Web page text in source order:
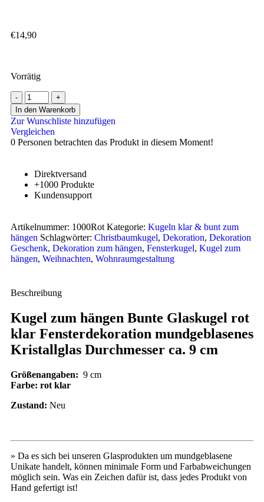
€14,90
Vorrätig
In den Warenkorb
Zur Wunschliste hinzufügen
Vergleichen
0 Personen betrachten das Produkt in diesem Moment!
Direktversand
+1000 Produkte
Kundensupport
Artikelnummer: 1000RotKategorie: Kugeln klar & bunt zum
hängen Schlagwörter: Christbaumkugel, Dekoration, Dekoration
Geschenk, Dekoration zum hängen, Fensterkugel, Kugel zum
hängen, Weihnachten, Wohnraumgestaltung
Beschreibung
Kugel zum hängen Bunte Glaskugel rot
klar Fensterdekoration mundgeblasenes
Kristallglas Durchmesser ca. 9 cm
Größenangaben: 9 cm
Farbe: rot klar
Zustand: Neu
» Da es sich bei unseren Glasprodukten um mundgeblasene
Unikate handelt, können minimale Form und Farbabweichungen
möglich sein. Was ein Zeichen dafür ist, dass jedes Produkt von
Hand gefertigt ist!